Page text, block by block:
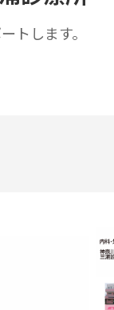
トします。